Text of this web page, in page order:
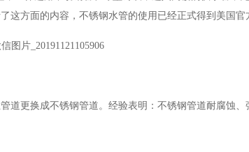
这方面的内容，不锈钢水管的使用已经正式得到美国官
道更换成不锈钢管道。经验表明：不锈钢管道耐腐蚀